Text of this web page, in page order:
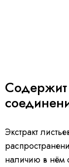
Содержит
Экстракт
наличию в нём